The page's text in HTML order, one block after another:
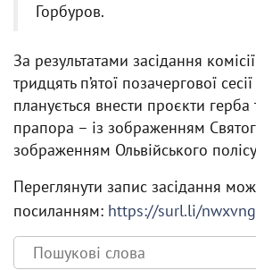
Горбуров.
За результатами засідання
тридцять п’ятої позачергової
планується внести проєкти герба
прапора – із зображенням
зображенням Ольвійського
Переглянути запис засідання
посиланням: https://surl.li/nwxvng